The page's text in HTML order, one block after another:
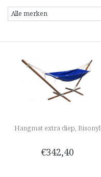
Hangmat extra diep, Bisonyl
€342,40